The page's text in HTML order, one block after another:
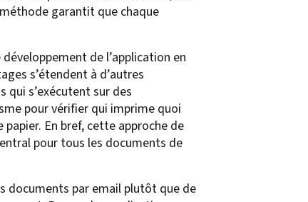
garantit que chaque
de l’application en
s’étendent à d’autres
qui s’exécutent sur des
pour vérifier qui imprime quoi
En bref, cette approche de
pour tous les documents de
documents par email plutôt que de